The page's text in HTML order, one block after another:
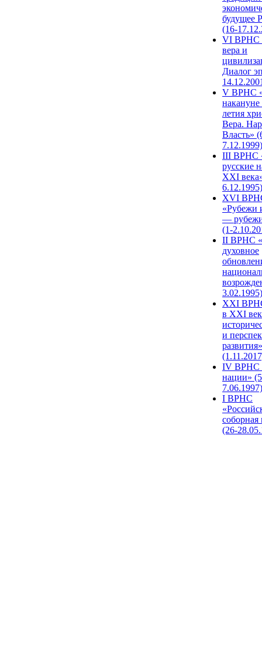
будущее
(16-
VI ВРНС
вера и
Диалог
V ВРНС
накануне
летия
Вера.
Власть»
7.12.1999)
III ВРНС
русские
XXI
6.12.1995)
XVI
«Рубежи
—
(1-
II ВРНС
духовное
3.02.1995)
XХI
в XXI
и
развития»
IV ВРНС
нации»
7.06.1997)
I ВРНС
(26-